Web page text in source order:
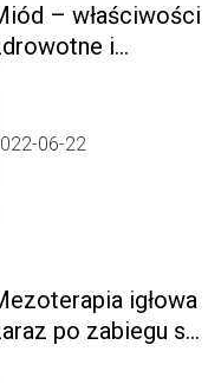
– właściwości
i
06-22
igłowa
po zabiegu są